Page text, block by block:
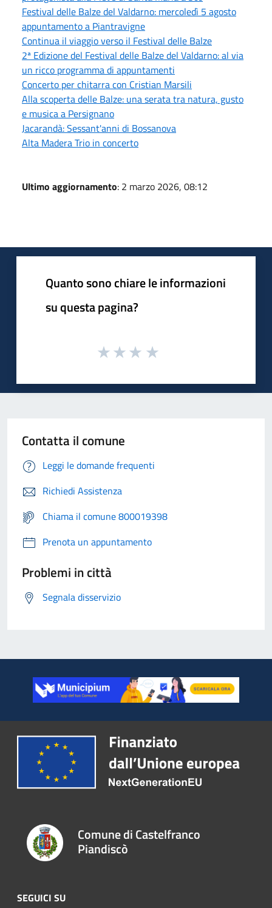
Festival delle Balze del Valdarno: mercoledì 5 agosto
appuntamento a Piantravigne
Continua il viaggio verso il Festival delle Balze
2ª Edizione del Festival delle Balze del Valdarno: al via
un ricco programma di appuntamenti
Concerto per chitarra con Cristian Marsili
Alla scoperta delle Balze: una serata tra natura, gusto
e musica a Persignano
Jacarandà: Sessant'anni di Bossanova
Alta Madera Trio in concerto
Ultimo aggiornamento: 2 marzo 2026, 08:12
Quanto sono chiare le informazioni
su questa pagina?
Contatta il comune
Leggi le domande frequenti
Richiedi Assistenza
Chiama il comune 800019398
Prenota un appuntamento
Problemi in città
Segnala disservizio
Comune di Castelfranco
Piandiscò
SEGUICI SU